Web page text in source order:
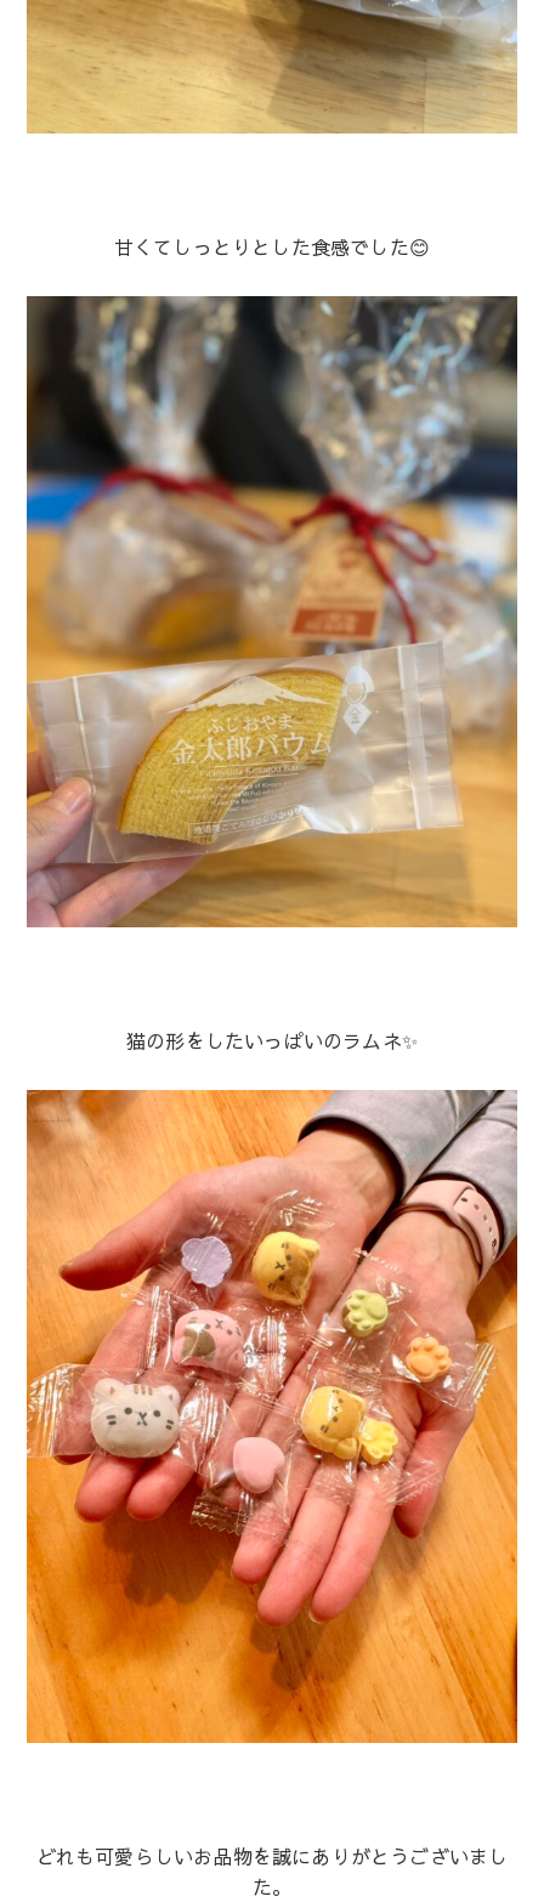
甘くてしっとりとした食感でした😊
猫の形をしたいっぱいのラムネ✨
どれも可愛らしいお品物を誠にありがとうございまし
た。